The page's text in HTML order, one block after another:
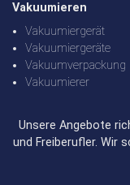
Vakuumieren
Vakuumiergerät
Vakuumiergeräte
Vakuumverpackung
Vakuumierer
Unsere Angebote
und Freiberufler. Wir